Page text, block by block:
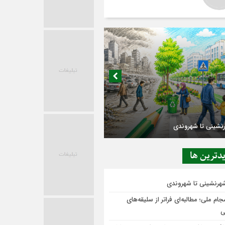
در حاشیه تصمیم‌سازی؛ شهر بدون بازار به
ها
تا شهروندی
ملی؛ مطالبه‌ای فراتر از سلیقه‌های